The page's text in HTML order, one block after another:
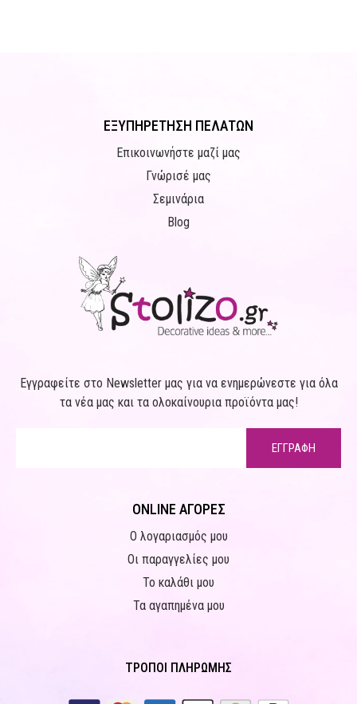
ΕΞΥΠΗΡΕΤΗΣΗ ΠΕΛΑΤΩΝ
Επικοινωνήστε μαζί μας
Γνώρισέ μας
Σεμινάρια
Blog
Εγγραφείτε στο Newsletter μας για να ενημερώνεστε για όλα
τα νέα μας και τα ολοκαίνουρια προϊόντα μας!
ΕΓΓΡΑΦΗ
ONLINE ΑΓΟΡΕΣ
Ο λογαριασμός μου
Οι παραγγελίες μου
Το καλάθι μου
Τα αγαπημένα μου
ΤΡΟΠΟΙ ΠΛΗΡΩΜΗΣ